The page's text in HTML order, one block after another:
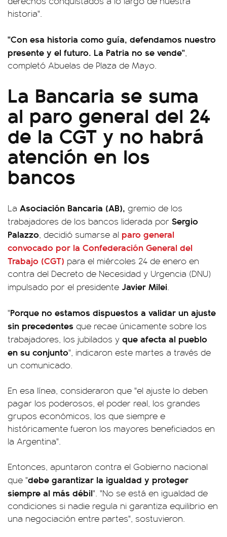
historia".
"Con esa historia como guía, defendamos nuestro
presente y el futuro. La Patria no se vende",
completó Abuelas de Plaza de Mayo.
La Bancaria se suma
al paro general del 24
de la CGT y no habrá
atención en los
bancos
La Asociación Bancaria (AB), gremio de los
trabajadores de los bancos liderada por Sergio
Palazzo, decidió sumarse al paro general
convocado por la Confederación General del
Trabajo (CGT) para el miércoles 24 de enero en
contra del Decreto de Necesidad y Urgencia (DNU)
impulsado por el presidente Javier Milei.
"Porque no estamos dispuestos a validar un ajuste
sin precedentes que recae únicamente sobre los
trabajadores, los jubilados y que afecta al pueblo
en su conjunto", indicaron este martes a través de
un comunicado.
En esa línea, consideraron que "el ajuste lo deben
pagar los poderosos, el poder real, los grandes
grupos económicos, los que siempre e
históricamente fueron los mayores beneficiados en
la Argentina".
Entonces, apuntaron contra el Gobierno nacional
que "debe garantizar la igualdad y proteger
siempre al más débil". "No se está en igualdad de
condiciones si nadie regula ni garantiza equilibrio en
una negociación entre partes", sostuvieron.